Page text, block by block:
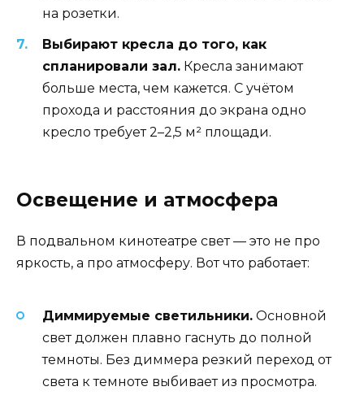
на розетки.
Выбирают кресла до того, как
спланировали зал. Кресла занимают
больше места, чем кажется. С учётом
прохода и расстояния до экрана одно
кресло требует 2–2,5 м² площади.
Освещение и атмосфера
В подвальном кинотеатре свет — это не про
яркость, а про атмосферу. Вот что работает:
Диммируемые светильники. Основной
свет должен плавно гаснуть до полной
темноты. Без диммера резкий переход от
света к темноте выбивает из просмотра.